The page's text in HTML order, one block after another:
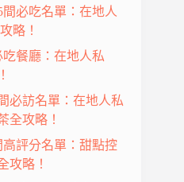
間必吃名單：在地人
略！
吃餐廳：在地人私
必訪名單：在地人私
全攻略！
高評分名單：甜點控
攻略！